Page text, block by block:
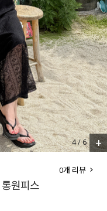
츠
우스
어
4/6 +
원피스
0개 리뷰